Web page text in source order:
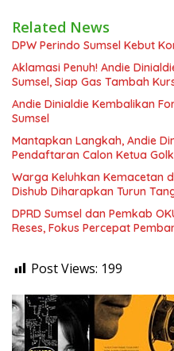
Related News
DPW Perindo Sumsel Kebut
Aklamasi Penuh! Andie
Sumsel, Siap Gas Tambah
Andie Dinialdie Kembalikan
Sumsel
Mantapkan Langkah, Andie
Pendaftaran Calon Ketua
Warga Keluhkan Kemacetan
Dishub Diharapkan Turun
DPRD Sumsel dan Pemkab
Reses, Fokus Percepat
Post Views: 199